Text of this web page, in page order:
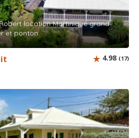
location Martinique grand
et ponton
4.98 (17)